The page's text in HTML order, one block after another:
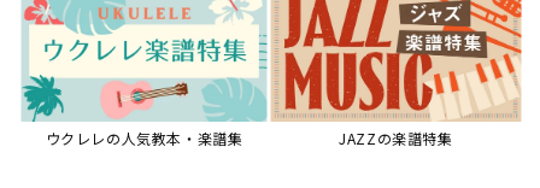
【第21回公開】なぜ人々は祭りを
必要とするのか？祭りの今を見つ
める現地ルポ
【第16回公開】ヨーロッパを拠点
に世界を駆けまわる阿部加奈子の
今に迫る